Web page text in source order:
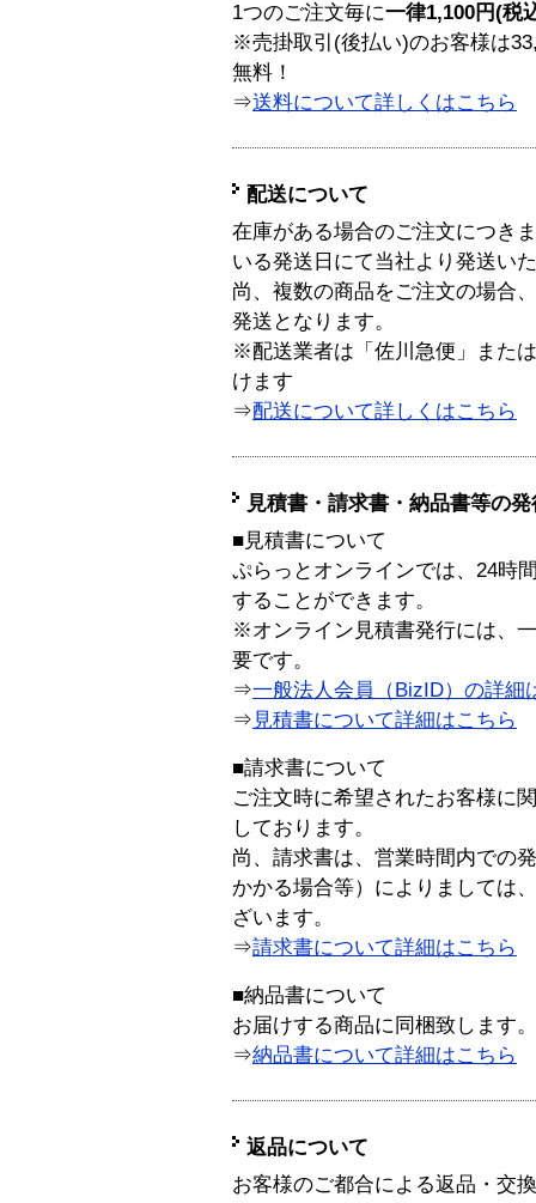
1つのご注文毎に一律1,100円(税
※売掛取引(後払い)のお客様は
無料！
⇒送料について詳しくはこちら
配送について
在庫がある場合のご注文につき
いる発送日にて当社より発送い
尚、複数の商品をご注文の場合
発送となります。
※配送業者は「佐川急便」また
けます
⇒配送について詳しくはこちら
見積書・請求書・納品書等の
■見積書について
ぷらっとオンラインでは、24時
することができます。
※オンライン見積書発行には、
要です。
⇒一般法人会員（BizID）の詳細
⇒ 見積書について詳細はこちら
■請求書について
ご注文時に希望されたお客様に
しております。
尚、請求書は、営業時間内での
かかる場合等）によりましては
ざいます。
⇒請求書について詳細はこちら
■納品書について
お届けする商品に同梱致します。
⇒納品書について詳細はこちら
返品について
お客様のご都合による返品・交